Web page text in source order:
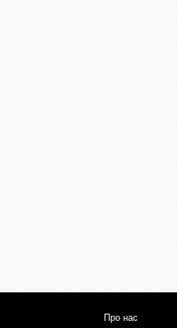
Про нас